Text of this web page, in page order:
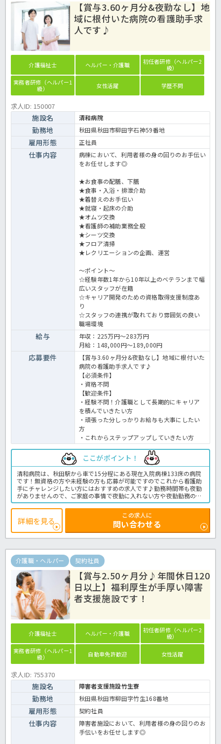
【賞与3.60ヶ月分&夜勤なし】地
域に根付いた病院の看護助手求
人です♪
介護福祉士 ヘルパー・介護職
初任者研修（ヘルパー2
級）
実務者研修（ヘルパー1
級）
女性活躍 学歴不問
求人ID: 150007
施設名 清和病院
勤務地 秋田県秋田市柳田字石神59番地
雇用形態 正社員
仕事内容
病棟において、利用者様の身の回りのお手伝い
をお任せします◎
★お食事の配膳、下膳
★食事・入浴・排泄介助
★着替えのお手伝い
★就寝・起床の介助
★オムツ交換
★看護師の補助業務全般
★シーツ交換
★フロア清掃
★レクリエーションの企画、運営
～ポイント～
☆経験年数1年から10年以上のベテランまで幅
広いスタッフが在籍
☆キャリア開発のための資格取得支援制度あ
り
☆スタッフの連携が取れており雰囲気の良い
職場環境
給与
年収：225万円～283万円
月給：148,000円～189,000円
応募要件
【賞与3.60ヶ月分&夜勤なし】地域に根付いた
病院の看護助手求人です♪
【必須条件】
・資格不問
【歓迎条件】
・経験不問！介護職として長期的にキャリア
を積んでいきたい方
・頑張った分しっかりお給与も大事にしたい
方
・これからステップアップしていきたい方
ここがポイント！
清和病院は、秋田駅から車で15分程にある現在入院病棟133床の病院
です！無資格の方や未経験の方も応募が可能ですのでこれから看護助
手にチャレンジしたい方にはおすすめの求人です♪勤務時間帯も夜勤
がありませんので、ご家庭の事情で夜勤に入れない方や夜勤勤務の経
験がない方も応募が可能です♪賞与も3.6ヶ月分出ますので働くモチ
ベーションになるのもおすすめのポイントです♪気になる方はお気軽
にほっ介護までお問い合わせください！病院での介護業務全般です。
＜介護職 正職員 病院の求人＞
詳細を見る
この求人に
問い合わせる
介護職・ヘルパー 契約社員
【賞与2.50ヶ月分♪年間休日120
日以上】福利厚生が手厚い障害
者支援施設です！
介護福祉士 ヘルパー・介護職
初任者研修（ヘルパー2
級）
実務者研修（ヘルパー1
級）
自動車免許歓迎 女性活躍
求人ID: 755370
施設名 障害者支援施設竹生寮
勤務地 秋田県秋田市柳田字竹生168番地
雇用形態 契約社員
仕事内容
障害者施設において、利用者様の身の回りのお
手伝いをお任せします◎